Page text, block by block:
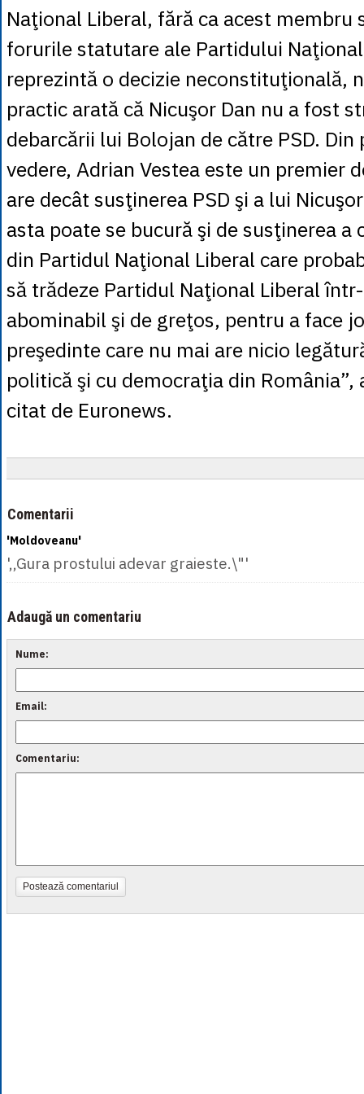
Naţional Liberal, fără ca acest membru
forurile statutare ale Partidului
reprezintă o decizie neconstituţională,
practic arată că Nicuşor Dan nu a fost
debarcării lui Bolojan de către PSD.
vedere, Adrian Vestea este un premier
are decât susţinerea PSD şi a lui
asta poate se bucură şi de susţinerea a
din Partidul Naţional Liberal care
să trădeze Partidul Naţional Liberal
abominabil şi de greţos, pentru a face
preşedinte care nu mai are nicio
politică şi cu democraţia din România”,
citat de Euronews.
Comentarii
'Moldoveanu'
',,Gura prostului adevar graieste.\"'
Adaugă un comentariu
Nume:
Email:
Comentariu:
Postează comentariul